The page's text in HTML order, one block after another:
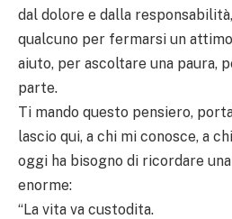
dal dolore e dalla
qualcuno per fermarsi un
aiuto, per ascoltare una paura,
parte.
Ti mando questo pensiero,
lascio qui, a chi mi conosce, a
oggi ha bisogno di ricordare
enorme:
“La vita va custodita.